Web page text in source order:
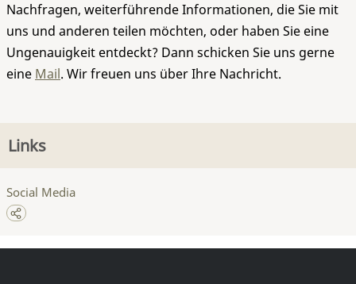
Nachfragen, weiterführende Informationen, die Sie mit
uns und anderen teilen möchten, oder haben Sie eine
Ungenauigkeit entdeckt? Dann schicken Sie uns gerne
eine Mail. Wir freuen uns über Ihre Nachricht.
Links
Social Media